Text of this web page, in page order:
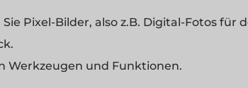
Pixel-Bilder, also z.B. Digital-Fotos für
Werkzeugen und Funktionen.